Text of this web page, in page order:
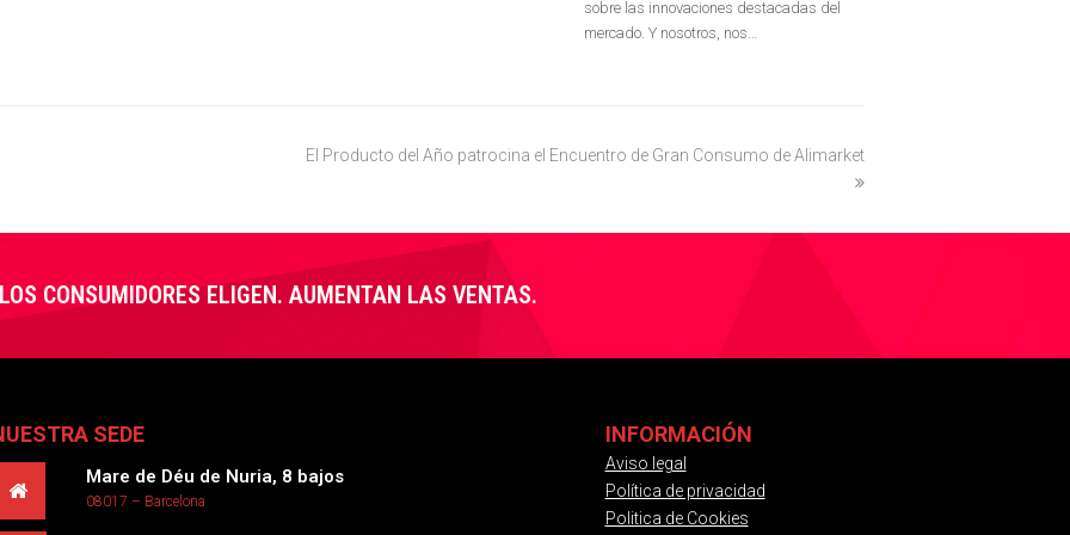
sobre las innovaciones destacadas del
mercado. Y nosotros, nos…
next
El Producto del Año patrocina el Encuentro de Gran Consumo de Alimarket
LOS CONSUMIDORES ELIGEN. AUMENTAN LAS VENTAS.
SEDE
Mare de Déu de Nuria, 8 bajos
08017 – Barcelona
INFORMACIÓN
Aviso legal
Política de privacidad
Politica de Cookies